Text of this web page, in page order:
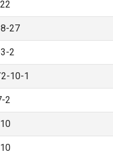
27
2
10-1
2